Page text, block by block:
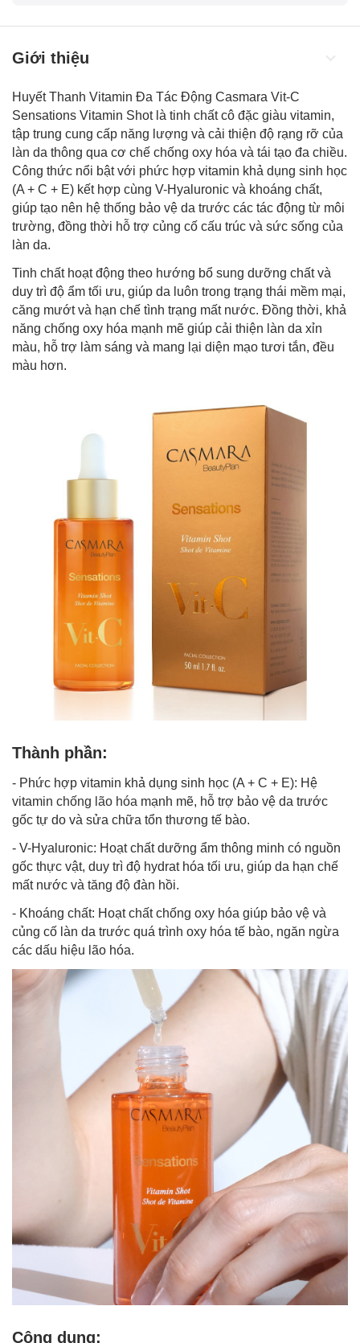
Giới thiệu
Huyết Thanh Vitamin Đa Tác Động Casmara Vit-C
Sensations Vitamin Shot là tinh chất cô đặc giàu vitamin,
tập trung cung cấp năng lượng và cải thiện độ rạng rỡ của
làn da thông qua cơ chế chống oxy hóa và tái tạo đa chiều.
Công thức nổi bật với phức hợp vitamin khả dụng sinh học
(A + C + E) kết hợp cùng V-Hyaluronic và khoáng chất,
giúp tạo nên hệ thống bảo vệ da trước các tác động từ môi
trường, đồng thời hỗ trợ củng cố cấu trúc và sức sống của
làn da.
Tinh chất hoạt động theo hướng bổ sung dưỡng chất và
duy trì độ ẩm tối ưu, giúp da luôn trong trạng thái mềm mại,
căng mướt và hạn chế tình trạng mất nước. Đồng thời, khả
năng chống oxy hóa mạnh mẽ giúp cải thiện làn da xỉn
màu, hỗ trợ làm sáng và mang lại diện mạo tươi tắn, đều
màu hơn.
Thành phần:
- Phức hợp vitamin khả dụng sinh học (A + C + E): Hệ
vitamin chống lão hóa mạnh mẽ, hỗ trợ bảo vệ da trước
gốc tự do và sửa chữa tổn thương tế bào.
- V-Hyaluronic: Hoạt chất dưỡng ẩm thông minh có nguồn
gốc thực vật, duy trì độ hydrat hóa tối ưu, giúp da hạn chế
mất nước và tăng độ đàn hồi.
- Khoáng chất: Hoạt chất chống oxy hóa giúp bảo vệ và
củng cố làn da trước quá trình oxy hóa tế bào, ngăn ngừa
các dấu hiệu lão hóa.
Công dụng: